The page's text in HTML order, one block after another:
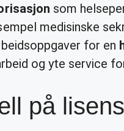
som
medisinske
for en
og yte service
på